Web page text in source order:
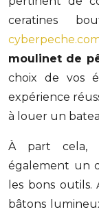
ceratines
moulinet de
choix de vos
expérience
à louer un
À part cela,
également un
les bons
bâtons